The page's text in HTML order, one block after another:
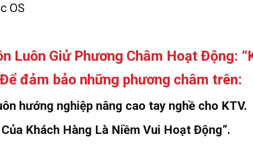
OS
Luôn Giử Phương Châm Hoạt Động:
đảm bảo những phương châm trên:
hướng nghiệp nâng cao tay nghề cho KTV.
Khách Hàng Là Niềm Vui Hoạt Động”.